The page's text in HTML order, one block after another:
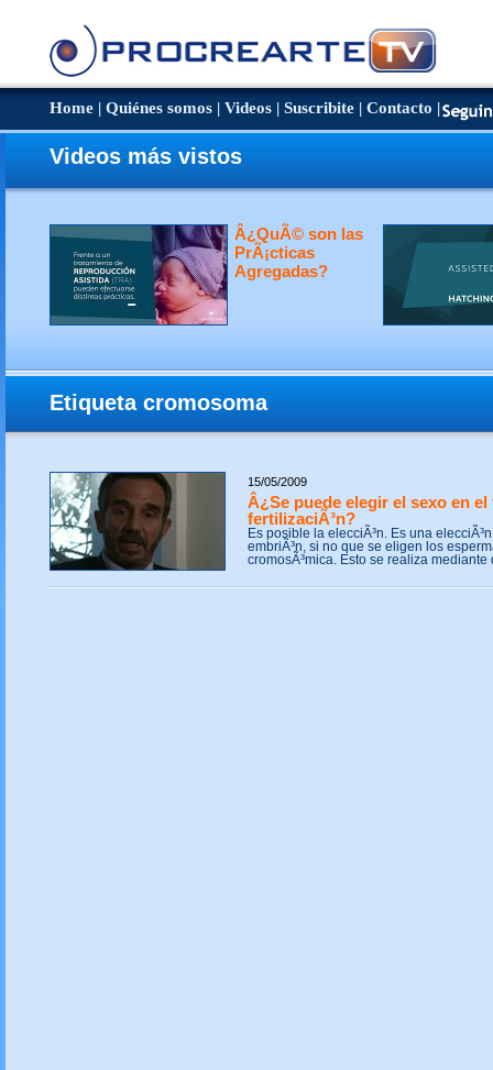
Home | Quiénes somos | Videos | Suscribite | Contacto |
Videos más vistos
Â¿QuÃ© son las
PrÃ¡cticas
Agregadas?
Etiqueta cromosoma
15/05/2009
Â¿Se puede elegir el sexo en
fertilizaciÃ³n?
Es posible la elecciÃ³n. Es una
embriÃ³n, si no que se eligen los
cromosÃ³mica. Esto se realiza mediante